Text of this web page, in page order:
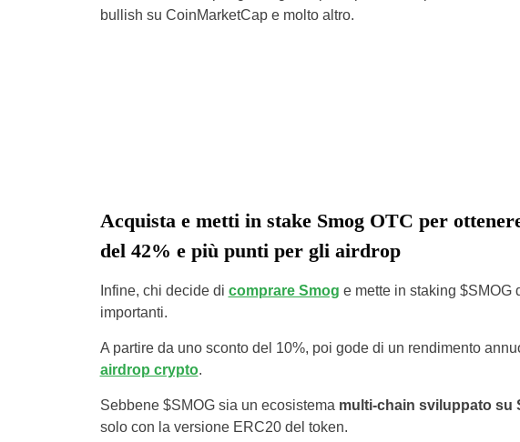
bullish su CoinMarketCap e molto altro.
Acquista e metti in stake Smog OTC per
del 42% e più punti per gli airdrop
Infine, chi decide di comprare Smog e mette in staking $SMOG
importanti.
A partire da uno sconto del 10%, poi gode di un rendimento
airdrop crypto.
Sebbene $SMOG sia un ecosistema multi-chain sviluppato su
solo con la versione ERC20 del token.